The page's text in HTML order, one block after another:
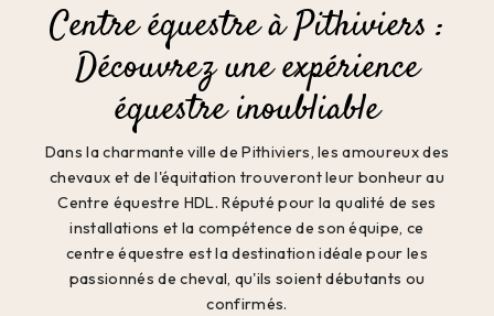
Centre équestre à Pithiviers :
Découvrez une expérience
équestre inoubliable
Dans la charmante ville de Pithiviers, les amoureux des
chevaux et de l'équitation trouveront leur bonheur au
Centre équestre HDL. Réputé pour la qualité de ses
installations et la compétence de son équipe, ce
centre équestre est la destination idéale pour les
passionnés de cheval, qu'ils soient débutants ou
confirmés.